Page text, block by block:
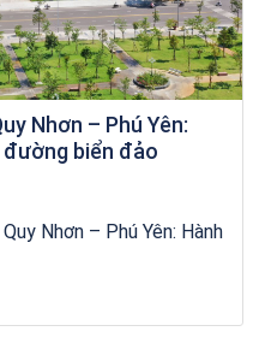
Nhơn – Phú Yên:
biển đảo
Nhơn – Phú Yên: Hành